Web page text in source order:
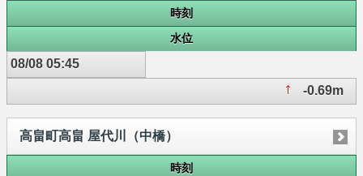
時刻
水位
08/08 05:45
-0.69m
高畠町高畠 屋代川（中橋）
時刻